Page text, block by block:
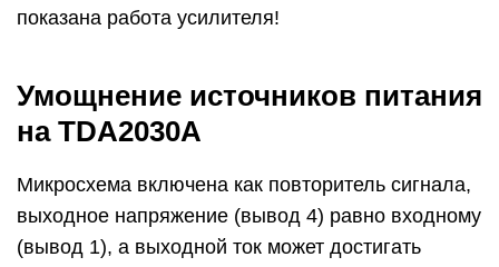
показана работа усилителя!
Умощнение источников питания
на TDA2030A
Микросхема включена как повторитель сигнала,
выходное напряжение (вывод 4) равно входному
(вывод 1), а выходной ток может достигать